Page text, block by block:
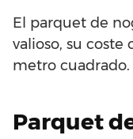
El parquet de
valioso, su coste
metro cuadrado.
Parquet